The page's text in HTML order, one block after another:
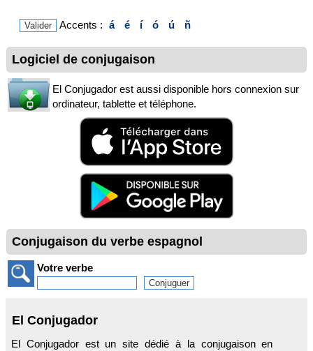
Accents : á é í ó ú ñ
Logiciel de conjugaison
El Conjugador est aussi disponible hors connexion sur
ordinateur, tablette et téléphone.
Conjugaison du verbe espagnol
Votre verbe
El Conjugador
El Conjugador est un site dédié à la conjugaison en